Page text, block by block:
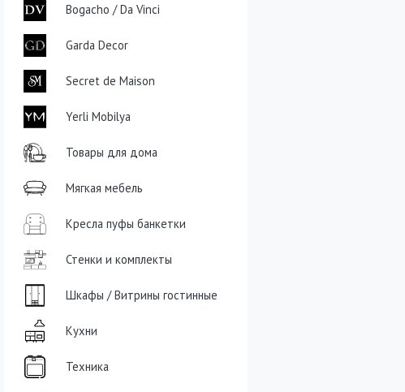
Bogacho / Da Vinci
Garda Decor
Secret de Maison
Yerli Mobilya
Товары для дома
Мягкая мебель
Кресла пуфы банкетки
Стенки и комплекты
Шкафы / Витрины гостинные
Кухни
Техника